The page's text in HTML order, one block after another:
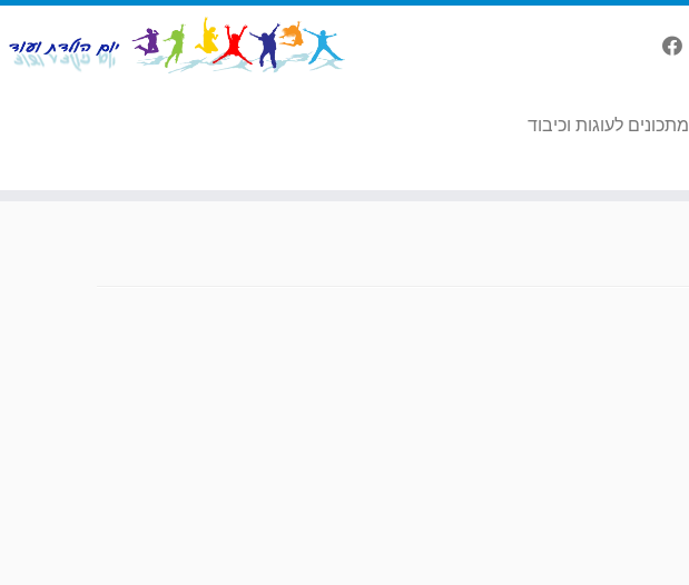
מתכונים לעוגות וכיבוד